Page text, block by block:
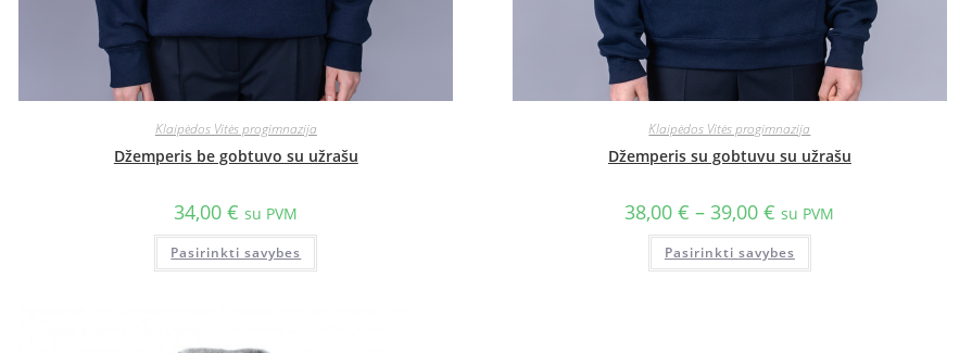
Klaipėdos Vitės progimnazija
Džemperis be gobtuvo su užrašu
34,00€ su PVM
Pasirinkti savybes
Klaipėdos Vitės progimnazija
Džemperis su gobtuvu su užrašu
38,00€ – 39,00€ su PVM
Pasirinkti savybes